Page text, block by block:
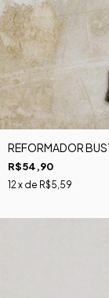
REFORMADOR
R$54,90
12x de R$5,59